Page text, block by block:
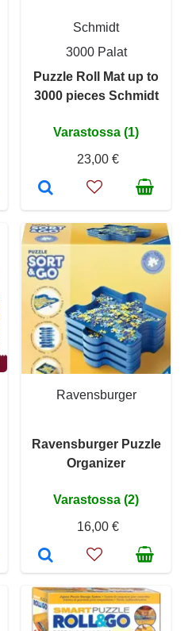
Schmidt
3000 Palat
Puzzle Roll Mat up to
3000 pieces Schmidt
Varastossa (1)
23,00 €
Ravensburger
Ravensburger Puzzle
Organizer
Varastossa (2)
16,00 €